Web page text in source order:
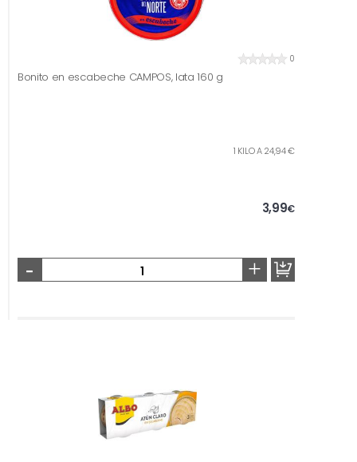
0
Bonito en escabeche CAMPOS, lata 160 g
1 KILO A 24,94 €
3,99€
- +